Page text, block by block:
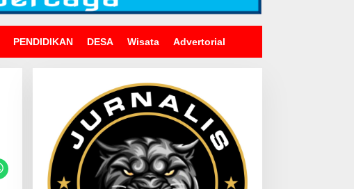
PENDIDIKAN DESA Wisata Advertorial